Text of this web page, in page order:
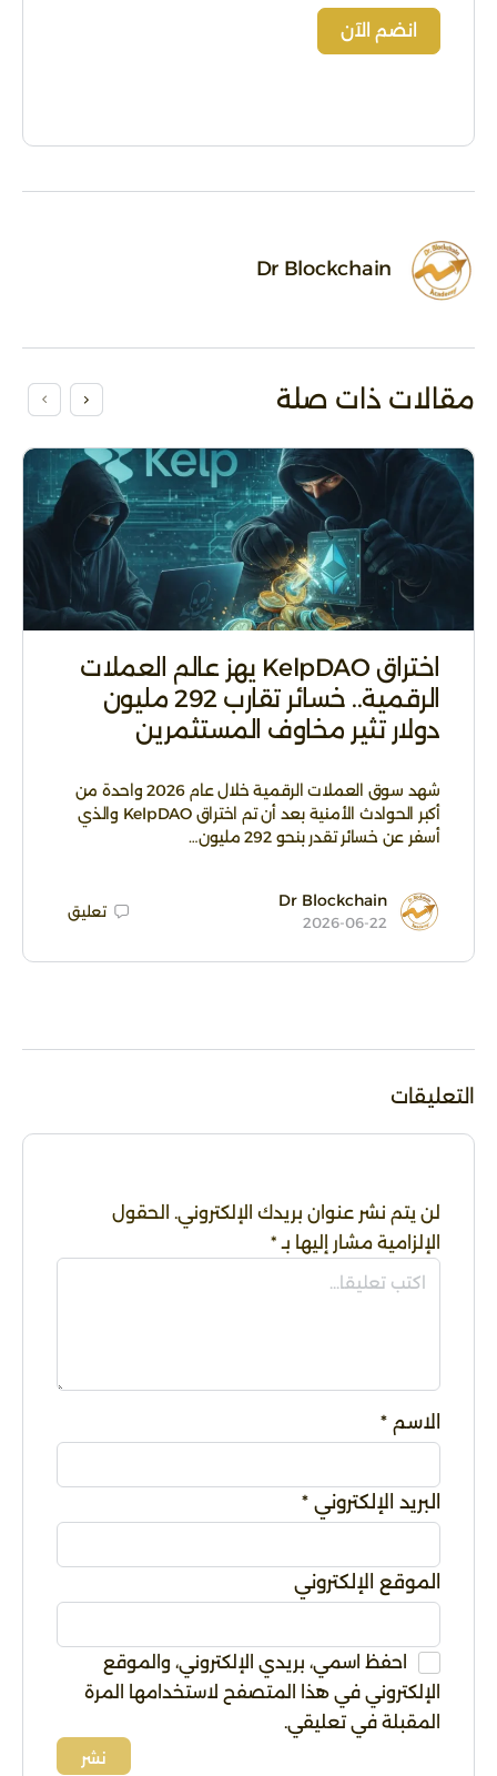
انضم الآن
Dr Blockchain
مقالات ذات صلة
اختراق KelpDAO يهز عالم العملات
الرقمية.. خسائر تقارب 292 مليون
دولار تثير مخاوف المستثمرين
شهد سوق العملات الرقمية خلال عام 2026 واحدة من
أكبر الحوادث الأمنية بعد أن تم اختراق KelpDAO والذي
أسفر عن خسائر تقدر بنحو 292 مليون…
Dr Blockchain
2026-06-22
تعليق
التعليقات
لن يتم نشر عنوان بريدك الإلكتروني. الحقول
الإلزامية مشار إليها بـ *
الاسم *
البريد الإلكتروني *
الموقع الإلكتروني
احفظ اسمي، بريدي الإلكتروني، والموقع
الإلكتروني في هذا المتصفح لاستخدامها المرة
المقبلة في تعليقي.